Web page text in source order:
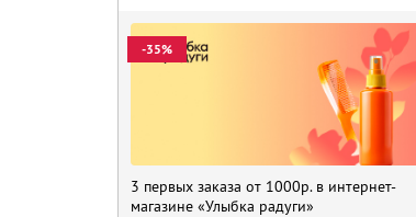
-35%
3 первых заказа от 1000р. в интернет-
магазине «Улыбка радуги»